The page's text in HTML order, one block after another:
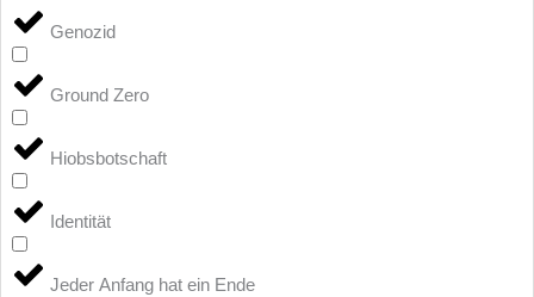
Genozid
Ground Zero
Hiobsbotschaft
Identität
Jeder Anfang hat ein Ende